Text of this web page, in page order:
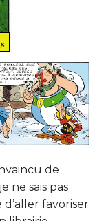
de
ne sais pas
favoriser